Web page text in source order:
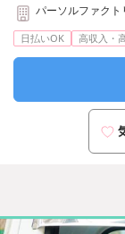
パーソルファク
日払いOK 高収入・